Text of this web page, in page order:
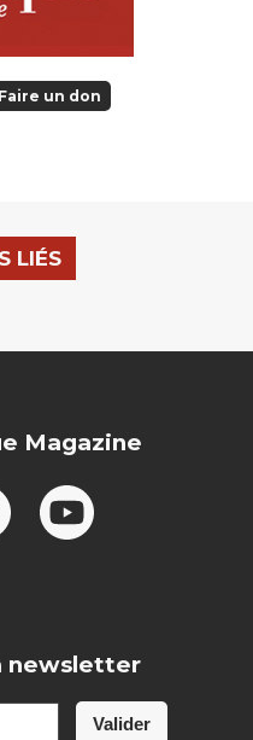
Faire un don
LIÉS
Magazine
newsletter